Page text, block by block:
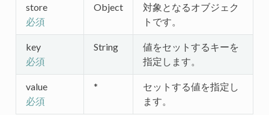
store
必須
Object
対象となるオブジェク
トです。
key
必須
String
値をセットするキーを
指定します。
value
必須
*
セットする値を指定し
ます。